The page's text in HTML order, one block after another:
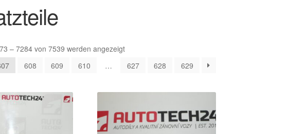
– 7284 von 7539 werden angezeigtNach
sortiert
608 609 610 … 627 628 629